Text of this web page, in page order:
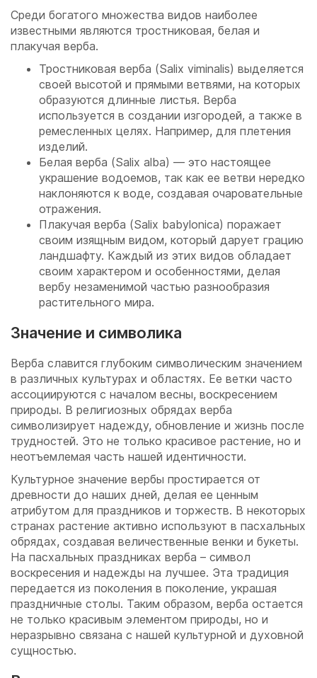
Среди богатого множества видов наиболее
известными являются тростниковая, белая и
плакучая верба.
Тростниковая верба (Salix viminalis) выделяется
своей высотой и прямыми ветвями, на которых
образуются длинные листья. Верба
используется в создании изгородей, а также в
ремесленных целях. Например, для плетения
изделий.
Белая верба (Salix alba) — это настоящее
украшение водоемов, так как ее ветви нередко
наклоняются к воде, создавая очаровательные
отражения.
Плакучая верба (Salix babylonica) поражает
своим изящным видом, который дарует грацию
ландшафту. Каждый из этих видов обладает
своим характером и особенностями, делая
вербу незаменимой частью разнообразия
растительного мира.
Значение и символика
Верба славится глубоким символическим значением
в различных культурах и областях. Ее ветки часто
ассоциируются с началом весны, воскресением
природы. В религиозных обрядах верба
символизирует надежду, обновление и жизнь после
трудностей. Это не только красивое растение, но и
неотъемлемая часть нашей идентичности.
Культурное значение вербы простирается от
древности до наших дней, делая ее ценным
атрибутом для праздников и торжеств. В некоторых
странах растение активно используют в пасхальных
обрядах, создавая величественные венки и букеты.
На пасхальных праздниках верба – символ
воскресения и надежды на лучшее. Эта традиция
передается из поколения в поколение, украшая
праздничные столы. Таким образом, верба остается
не только красивым элементом природы, но и
неразрывно связана с нашей культурной и духовной
сущностью.